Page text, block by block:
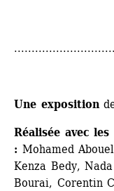
Une exposition
Réalisée avec
: Mohamed
Kenza Bedy,
Bourai, Corentin